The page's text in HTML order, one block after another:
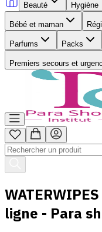
Beauté Hygiène
Bébé et maman
Parfums Packs
Premiers secours et
ligne - Para